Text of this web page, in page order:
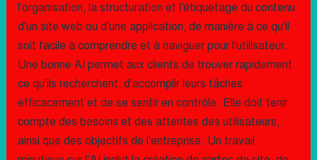
l'organisation, la structuration et l'étiquetage du contenu
d'un site web ou d'une application, de manière à ce qu'il
soit facile à comprendre et à naviguer pour l'utilisateur.
Une bonne AI permet aux clients de trouver rapidement
ce qu'ils recherchent, d'accomplir leurs tâches
efficacement et de se sentir en contrôle. Elle doit tenir
compte des besoins et des attentes des utilisateurs,
ainsi que des objectifs de l'entreprise. Un travail